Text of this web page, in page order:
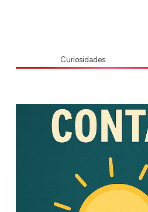
Curiosidades